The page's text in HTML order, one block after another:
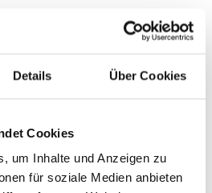
Details Über Cookies
Cookies
um Inhalte und Anzeigen zu
für soziale Medien anbieten
Warenkorb